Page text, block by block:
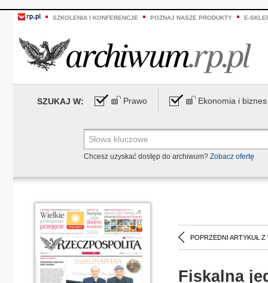
SZKOLENIA I KONFERENCJE POZNAJ NASZE PRODUKTY E-
SZUKAJ W: Prawo Ekonomia i biznes
Chcesz uzyskać dostęp do archiwum? Zobacz ofertę
POPRZEDNI ARTYKUŁ Z
Fiskalna